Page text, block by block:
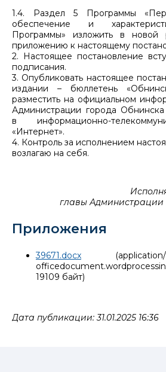
1.4. Раздел 5 Программы
обеспечение и
Программы» изложить в новой
приложению к настоящему
2. Настоящее постановление
подписания.
3. Опубликовать настоящее
издании – бюллетень
разместить на официальном
Администрации города
в информационно-
«Интернет».
4. Контроль за исполнением
возлагаю на себя.
главы
Приложения
39671.docx (application/
19109 байт)
Дата публикации: 31.01.2025 16:36